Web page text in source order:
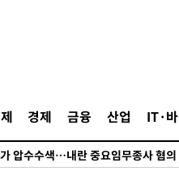
경제 금융 산업 IT·
전도 폭염 취소…11일 재개
고치 경신…영등포 순간 '40도'
압수수색…내란 중요임무종사 혐의
…0.26% 오른 801.67 마감